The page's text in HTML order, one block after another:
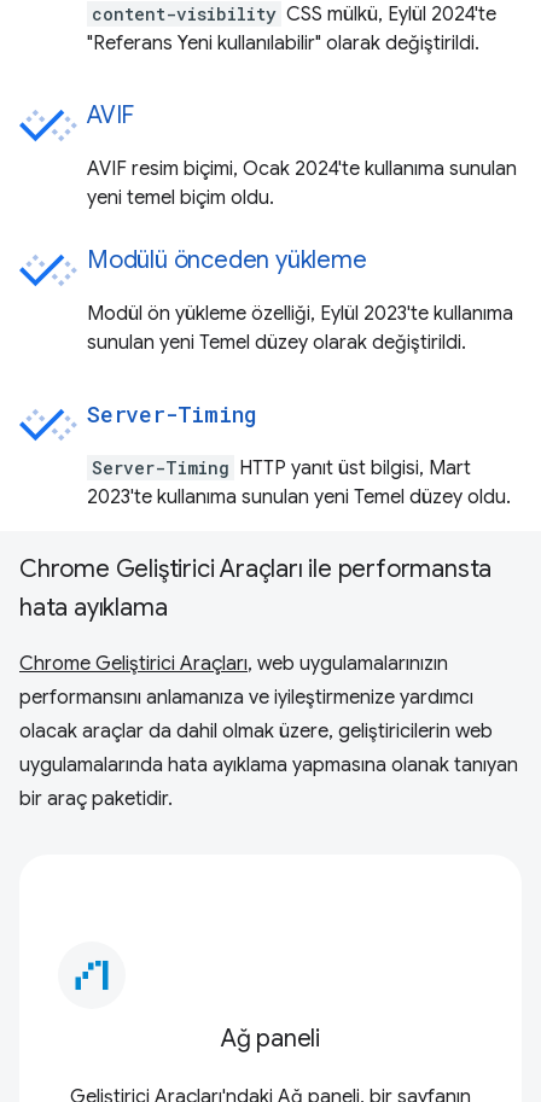
content-visibility CSS mülkü, Eylül 2024'te
"Referans Yeni kullanılabilir" olarak değiştirildi.
AVIF
AVIF resim biçimi, Ocak 2024'te kullanıma sunulan
yeni temel biçim oldu.
Modülü önceden yükleme
Modül ön yükleme özelliği, Eylül 2023'te kullanıma
sunulan yeni Temel düzey olarak değiştirildi.
Server-Timing
Server-Timing HTTP yanıt üst bilgisi, Mart
2023'te kullanıma sunulan yeni Temel düzey oldu.
Chrome Geliştirici Araçları ile performansta
hata ayıklama
Chrome Geliştirici Araçları, web uygulamalarınızın
performansını anlamanıza ve iyileştirmenize yardımcı
olacak araçlar da dahil olmak üzere, geliştiricilerin web
uygulamalarında hata ayıklama yapmasına olanak tanıyan
bir araç paketidir.
waterfall_chart
Ağ paneli
Geliştirici Araçları'ndaki Ağ paneli, bir sayfanın